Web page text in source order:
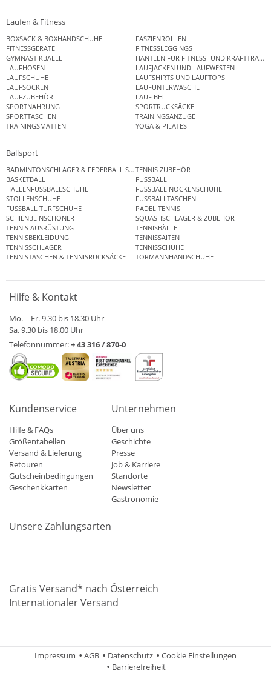
Laufen & Fitness
BOXSACK & BOXHANDSCHUHE
FASZIENROLLEN
FITNESSGERÄTE
FITNESSLEGGINGS
GYMNASTIKBÄLLE
HANTELN FÜR FITNESS- UND
LAUFHOSEN
LAUFJACKEN UND LAUFWESTEN
LAUFSCHUHE
LAUFSHIRTS UND LAUFTOPS
LAUFSOCKEN
LAUFUNTERWÄSCHE
LAUFZUBEHÖR
LAUF BH
SPORTNAHRUNG
SPORTRUCKSÄCKE
SPORTTASCHEN
TRAININGSANZÜGE
TRAININGSMATTEN
YOGA & PILATES
Ballsport
BADMINTONSCHLÄGER & FEDERBALL SETSTENNIS ZUBEHÖR
BASKETBALL
FUSSBALL
HALLENFUSSBALLSCHUHE
FUSSBALL NOCKENSCHUHE
STOLLENSCHUHE
FUSSBALLTASCHEN
FUSSBALL TURFSCHUHE
PADEL TENNIS
SCHIENBEINSCHONER
SQUASHSCHLÄGER & ZUBEHÖR
TENNIS AUSRÜSTUNG
TENNISBÄLLE
TENNISBEKLEIDUNG
TENNISSAITEN
TENNISSCHLÄGER
TENNISSCHUHE
TENNISTASCHEN & TENNISRUCKSÄCKE
TORMANNHANDSCHUHE
Hilfe & Kontakt
Mo. – Fr. 9.30 bis 18.30 Uhr
Sa. 9.30 bis 18.00 Uhr
Telefonnummer:+ 43 316 / 870-0
Kundenservice
Hilfe & FAQs
Größentabellen
Versand & Lieferung
Retouren
Gutscheinbedingungen
Geschenkkarten
Unternehmen
Über uns
Geschichte
Presse
Job & Karriere
Standorte
Newsletter
Gastronomie
Unsere Zahlungsarten
Gratis Versand* nach Österreich
Internationaler Versand
Impressum AGB Datenschutz
Cookie Einstellungen
Barrierefreiheit